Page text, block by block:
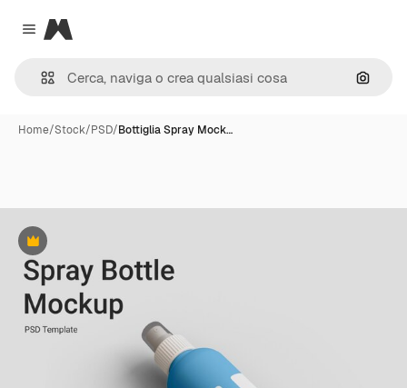
Close menu
Magnific
Cerca
Home/Stock/PSD/Bottiglia Spray Mock…
Premium